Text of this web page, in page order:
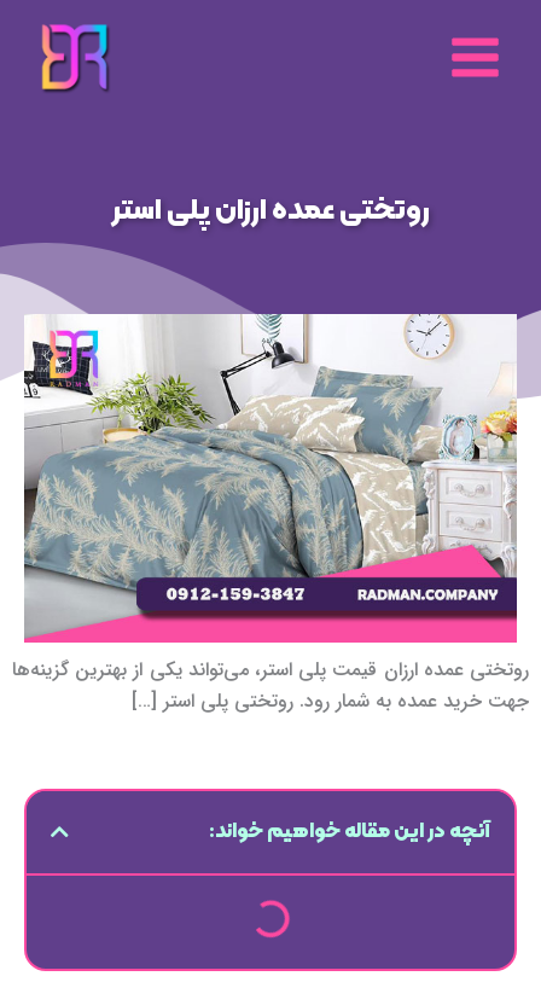
محتوا
روتختی عمده ارزان پلی استر
روتختی عمده ارزان قیمت پلی استر، می‌تواند یکی از بهترین گزینه‌ها
جهت خرید عمده به شمار رود. روتختی پلی استر […]
آنچه در این مقاله خواهیم خواند: